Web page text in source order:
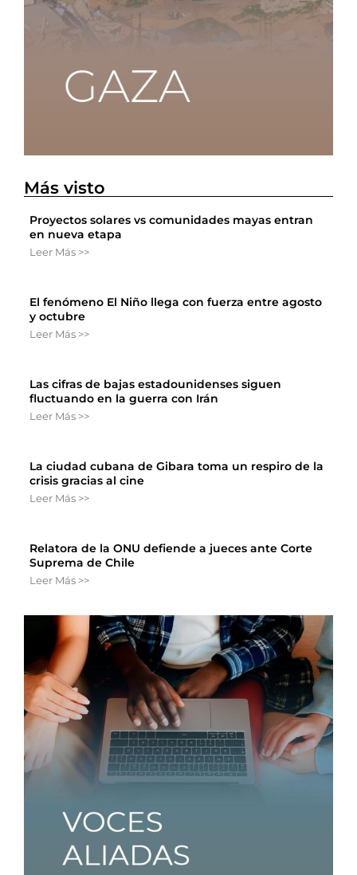
Más visto
Proyectos solares vs comunidades mayas entran
en nueva etapa
Leer Más >>
El fenómeno El Niño llega con fuerza entre agosto
y octubre
Leer Más >>
Las cifras de bajas estadounidenses siguen
fluctuando en la guerra con Irán
Leer Más >>
La ciudad cubana de Gibara toma un respiro de la
crisis gracias al cine
Leer Más >>
Relatora de la ONU defiende a jueces ante Corte
Suprema de Chile
Leer Más >>